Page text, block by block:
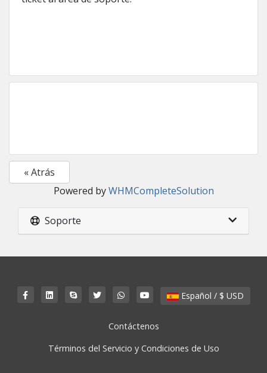
« Atrás
Powered byWHMCompleteSolution
Soporte
Español / $ USD
Contáctenos
Términos del Servicio y Condiciones de Uso